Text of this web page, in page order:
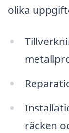
olika
räcken